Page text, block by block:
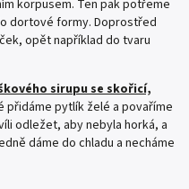
korpusem. Ten pak potřeme
dortové formy. Doprostřed
opět například do tvaru
sirupu se skořicí,
přidáme pytlík želé a povaříme
odležet, aby nebyla horká, a
dáme do chladu a necháme